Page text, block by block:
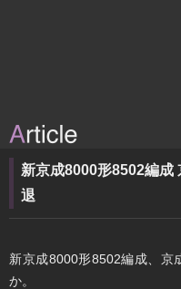
新京成8000形8502編成
退
新京成8000形8502編成、京
か。